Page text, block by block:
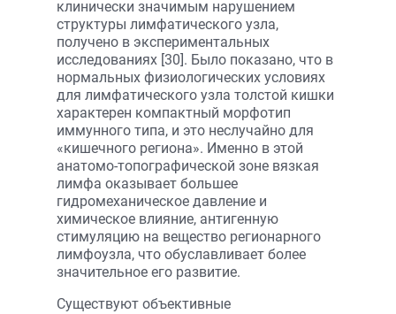
клинически значимым нарушением
структуры лимфатического узла,
получено в экспериментальных
исследованиях [30]. Было показано, что в
нормальных физиологических условиях
для лимфатического узла толстой кишки
характерен компактный морфотип
иммунного типа, и это неслучайно для
«кишечного региона». Именно в этой
анатомо-топографической зоне вязкая
лимфа оказывает большее
гидромеханическое давление и
химическое влияние, антигенную
стимуляцию на вещество регионарного
лимфоузла, что обуславливает более
значительное его развитие.
Существуют объективные